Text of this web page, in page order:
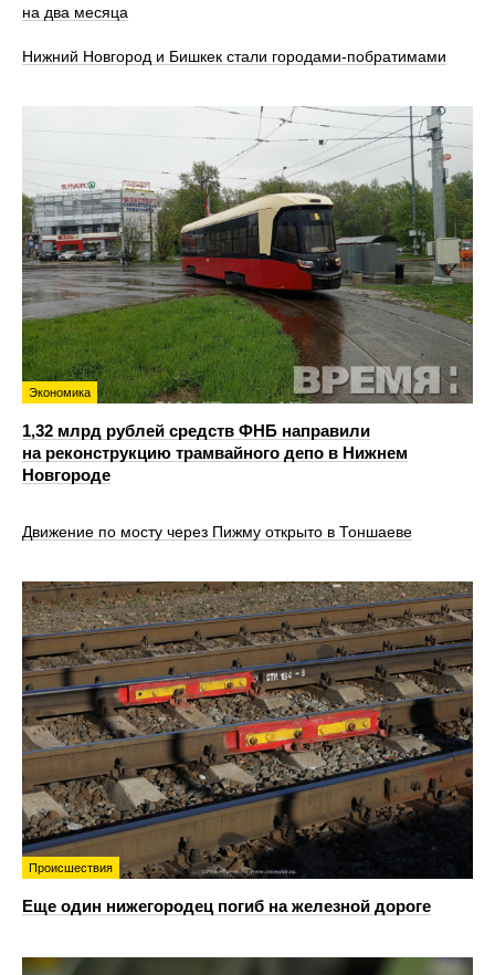
на два месяца
Нижний Новгород и Бишкек стали городами-побратимами
Экономика
1,32 млрд рублей средств ФНБ направили
на реконструкцию трамвайного депо в Нижнем
Новгороде
Движение по мосту через Пижму открыто в Тоншаеве
Происшествия
Еще один нижегородец погиб на железной дороге